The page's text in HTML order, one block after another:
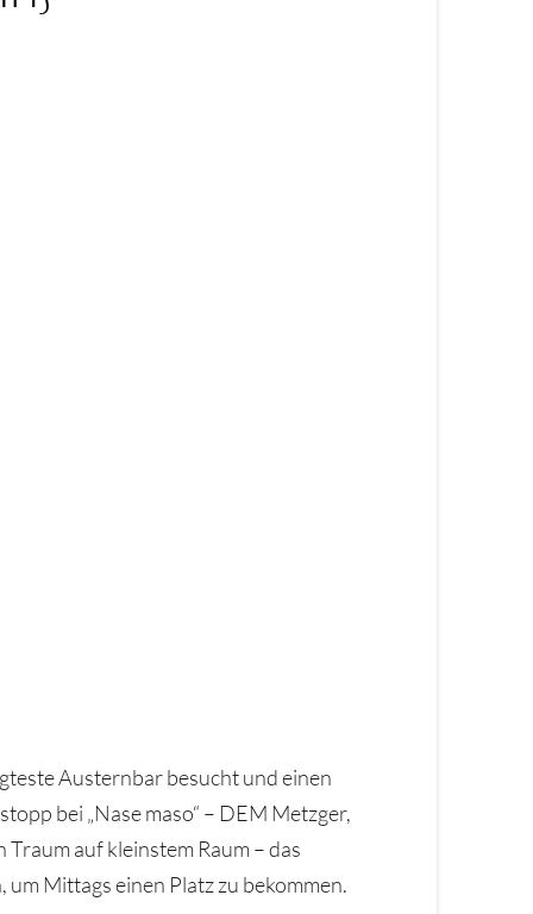
Austernbar besucht und einen
bei „Nase maso“ – DEM Metzger,
auf kleinstem Raum – das
Mittags einen Platz zu bekommen.